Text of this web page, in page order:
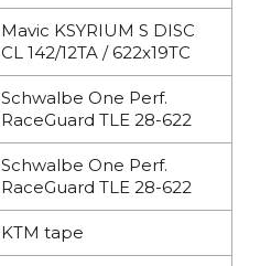
Mavic KSYRIUM S DISC
CL 142/12TA / 622x19TC
Schwalbe One Perf.
RaceGuard TLE 28-622
Schwalbe One Perf.
RaceGuard TLE 28-622
KTM tape